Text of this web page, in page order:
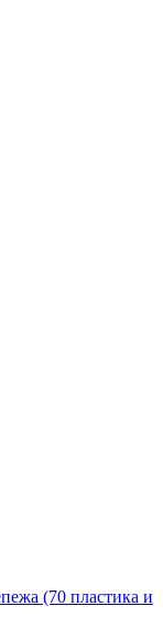
(70 пластика и